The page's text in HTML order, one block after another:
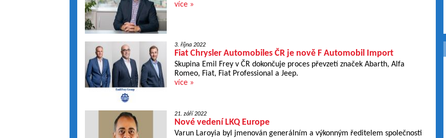
více »
3. října 2022
Fiat Chrysler Automobiles ČR je nově F Automobil Import
Skupina Emil Frey v ČR dokončuje proces převzetí značek Abarth, Alfa
Romeo, Fiat, Fiat Professional a Jeep.
více »
21. září 2022
Nové vedení LKQ Europe
Varun Laroyia byl jmenován generálním a výkonným ředitelem společnosti